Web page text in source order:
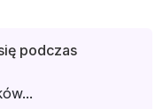
podczas